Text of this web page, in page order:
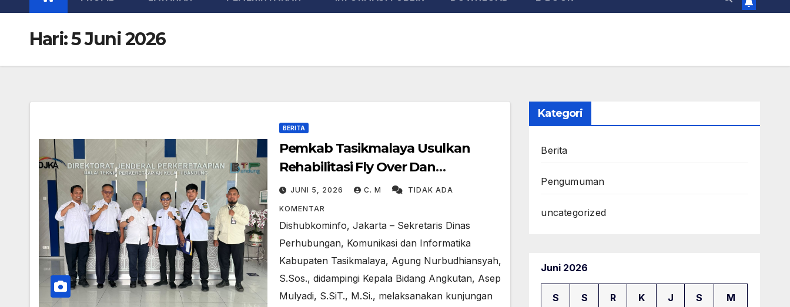
Hari:5 Juni 2026
BERITA
Pemkab Tasikmalaya Usulkan
Rehabilitasi Fly Over Dan
Penambahan Layanan Kereta Api
Di Rajapolah
JUNI 5, 2026 C. M TIDAK ADA
KOMENTAR
Dishubkominfo, Jakarta – Sekretaris Dinas
Perhubungan, Komunikasi dan Informatika
Kabupaten Tasikmalaya, Agung Nurbudhiansyah,
S.Sos., didampingi Kepala Bidang Angkutan, Asep
Mulyadi, S.SiT., M.Si., melaksanakan kunjungan
Kategori
Berita
Pengumuman
uncategorized
Juni 2026
S S R K J S M